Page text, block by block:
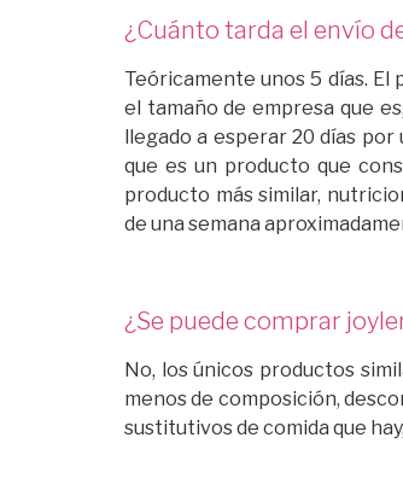
¿Cuánto tarda el envío
Teóricamente unos 5 días. El
el tamaño de empresa que
llegado a esperar 20 días
que es un producto que
producto más similar,
de una semana
¿Se puede comprar
No, los únicos productos
menos de composición,
sustitutivos de comida que